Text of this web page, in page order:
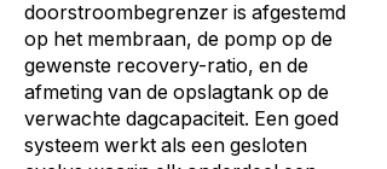
doorstroombegrenzer is afgestemd
op het membraan, de pomp op de
gewenste recovery-ratio, en de
afmeting van de opslagtank op de
verwachte dagcapaciteit. Een goed
systeem werkt als een gesloten